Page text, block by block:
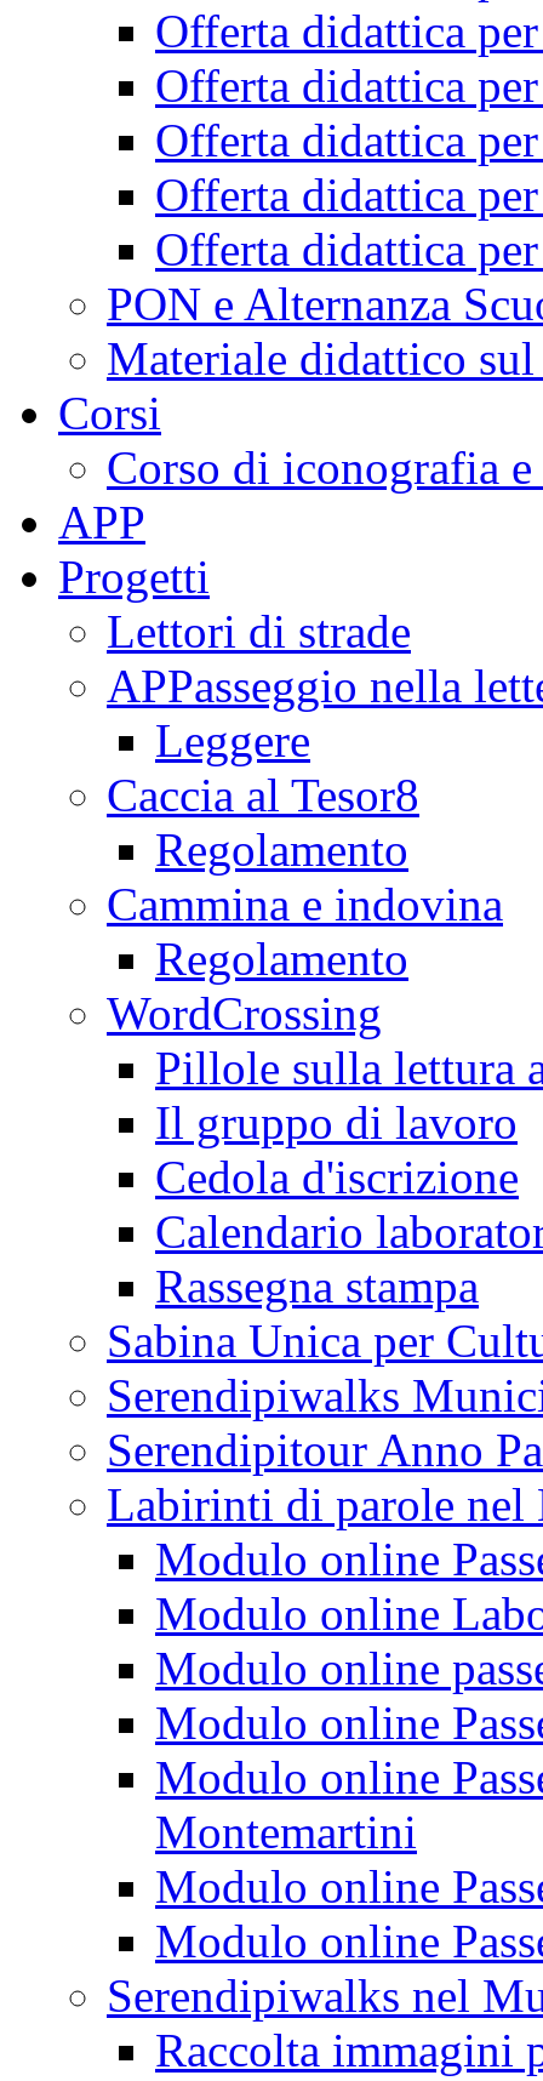
Offerta didattica
Offerta didattica
Offerta didattica
Offerta didattica
Offerta didattica
PON e Alternanza
Materiale didattico
Corsi
Corso di iconografia
APP
Progetti
Lettori di strade
APPasseggio nella
Leggere
Caccia al Tesor8
Regolamento
Cammina e indovina
Regolamento
WordCrossing
Pillole sulla lettura
Il gruppo di lavoro
Cedola d'iscrizione
Calendario
Rassegna stampa
Sabina Unica per
Serendipiwalks
Serendipitour Anno
Labirinti di parole
Modulo online
Modulo online
Modulo online
Modulo online
Modulo online
Montemartini
Modulo online
Modulo online
Serendipiwalks nel
Raccolta immagini